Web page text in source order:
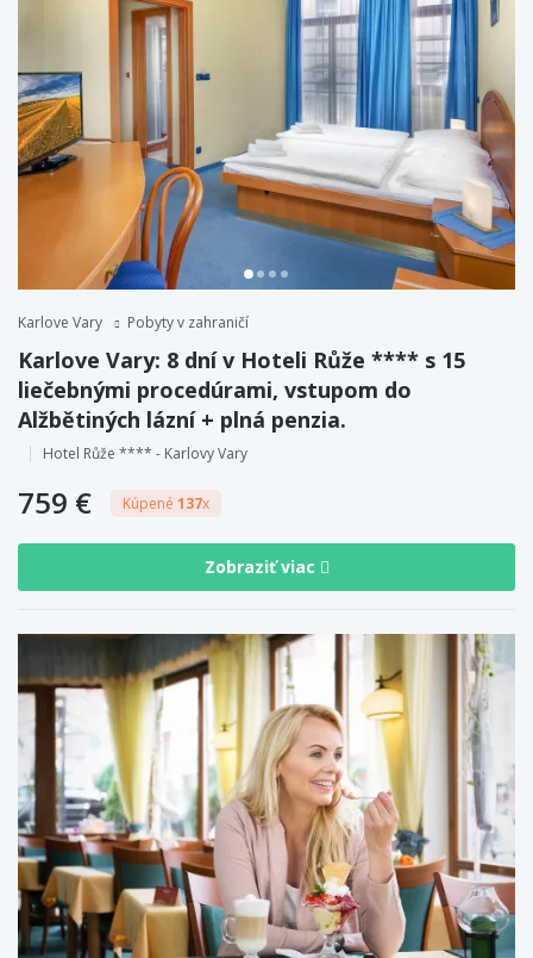
Karlove Vary Pobyty v zahraničí
Karlove Vary: 8 dní v Hoteli Růže **** s 15
liečebnými procedúrami, vstupom do
Alžbětiných lázní + plná penzia.
Hotel Růže **** - Karlovy Vary
759 € Kúpené 137x
Zobraziť viac